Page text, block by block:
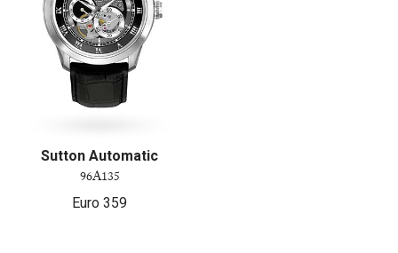
Sutton Automatic
96A135
Euro 359